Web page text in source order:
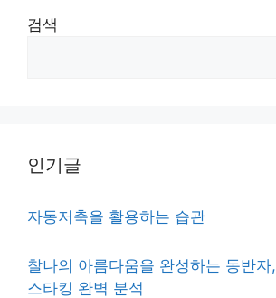
검색
인기글
자동저축을 활용하는 습관
찰나의 아름다움을 완성하는 동반
스타킹 완벽 분석